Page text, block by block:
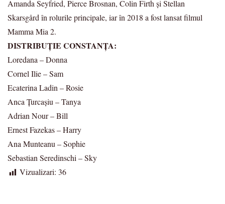
Amanda Seyfried, Pierce Brosnan, Colin Firth și Stellan
Skarsgård în rolurile principale, iar în 2018 a fost lansat filmul
Mamma Mia 2.
DISTRIBUȚIE CONSTANȚA:
Loredana – Donna
Cornel Ilie – Sam
Ecaterina Ladin – Rosie
Anca Țurcașiu – Tanya
Adrian Nour – Bill
Ernest Fazekas – Harry
Ana Munteanu – Sophie
Sebastian Seredinschi – Sky
Vizualizari: 36